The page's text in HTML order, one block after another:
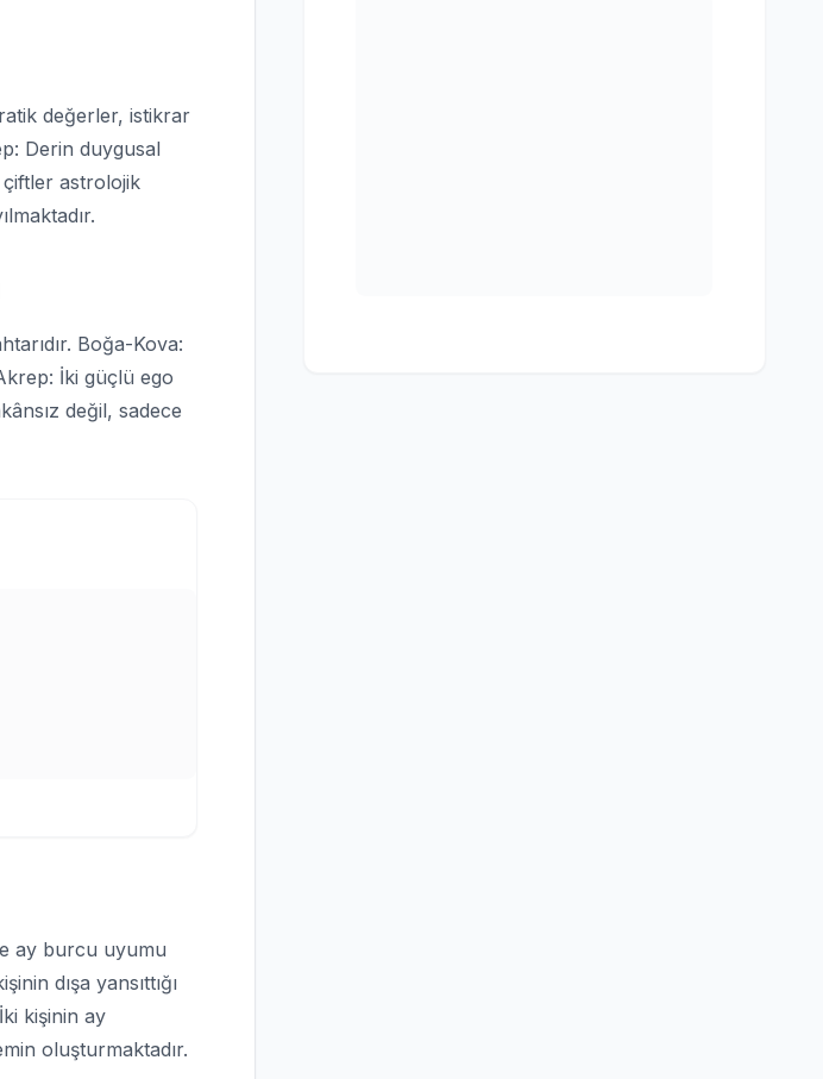
değerler, istikrar
Derin duygusal
çiftler astrolojik
Boğa-Kova:
İki güçlü ego
değil, sadece
ay burcu uyumu
dışa yansıttığı
kişinin ay
oluşturmaktadır.